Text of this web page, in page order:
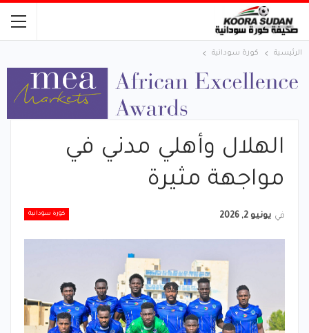
الرئيسية كورة سودانية
الهلال وأهلي مدني في
مواجهة مثيرة
كورة سودانية في يونيو 2, 2026